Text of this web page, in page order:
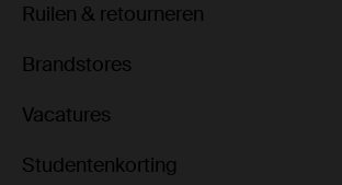
Ruilen & retourneren
Brandstores
Vacatures
Studentenkorting